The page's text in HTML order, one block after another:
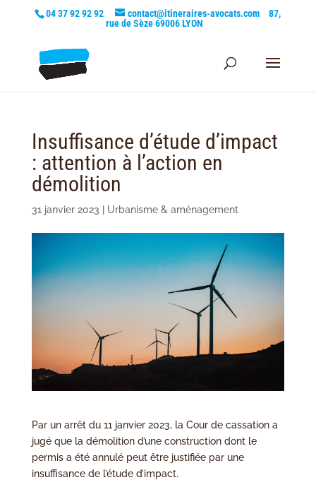
04 37 92 92 92 contact@itineraires-avocats.com
87,
rue de Sèze 69006 LYON
Insuffisance d’étude d’impact
: attention à l’action en
démolition
31 janvier 2023 Urbanisme & aménagement
Par un arrêt du 11 janvier 2023, la Cour de cassation a
jugé que la démolition d’une construction dont le
permis a été annulé peut être justifiée par une
insuffisance de l’étude d’impact.